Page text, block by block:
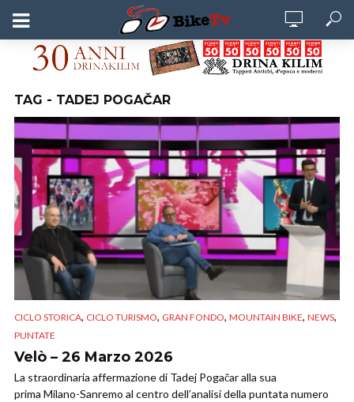
TAG - TADEJ POGAČAR
CICLO STORICA, CICLO TURISMO, GRAN FONDO, MOUNTAIN BIKE, NEWS,
PUNTATE
Velò – 26 Marzo 2026
La straordinaria affermazione di Tadej Pogačar alla sua
prima Milano-Sanremo al centro dell’analisi della puntata numero